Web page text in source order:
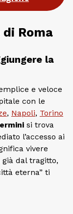
Roma
la
e veloce
con le
, Napoli, Torino
si trova
l’accesso ai
vivere
dal tragitto,
eterna” ti